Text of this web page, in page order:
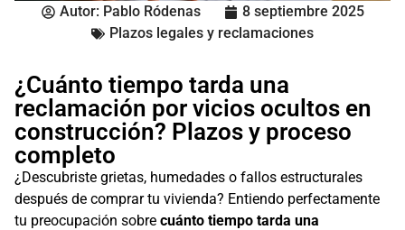
Autor: Pablo Ródenas
8 septiembre 2025
Plazos legales y reclamaciones
¿Cuánto tiempo tarda una
reclamación por vicios ocultos en
construcción? Plazos y proceso
completo
¿Descubriste grietas, humedades o fallos estructurales
después de comprar tu vivienda? Entiendo perfectamente
tu preocupación sobre cuánto tiempo tarda una